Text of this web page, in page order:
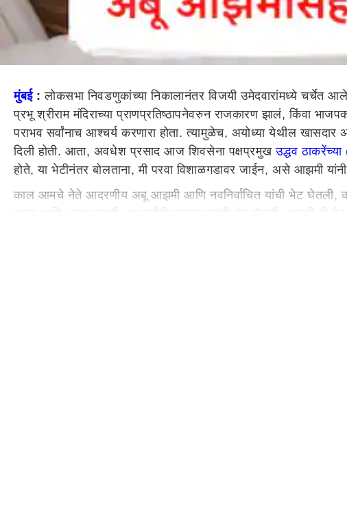
मुंबई: लोकसभा निवडणुकांच्या निकालानंतर विजयी उमेदवारांमध्ये चर्चेत
प्रभू श्रीराम मंदिराच्या प्राणप्रतिष्ठापनेवरुन राजकारण झालं, किंवा
पराभव सर्वांनाच आश्चर्य करणारा होता. त्यामुळेच, अयोध्या येथील
दिली होती. आता, अवधेश प्रसाद आज शिवसेना पक्षप्रमुखउद्धव
होते, या भेटीनंतर बोलताना, मी परवा विशाळगडावर जाईन, असे आझमी
काल आमचे नेते आदरणीय अबू आझमी आणि नवनिर्वाचित यांची भेट घेतली,
यादव आणि अब्बू आझमी या सर्वांनी जाऊन त्यांची भेट घेतली, आमची ही
आधारावर राजकारण चालणार नाही, बाबासाहेब भीमराव आंबेडकरांच्या